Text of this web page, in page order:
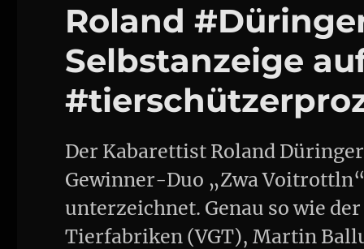
Roland
Selbstanzeige
Der Kabarettist Roland
Gewinner-Duo „Zwa
unterzeichnet. Genau so wie
Tierfabriken (VGT), Martin